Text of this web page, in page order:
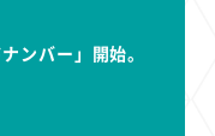
ンバー」開始。